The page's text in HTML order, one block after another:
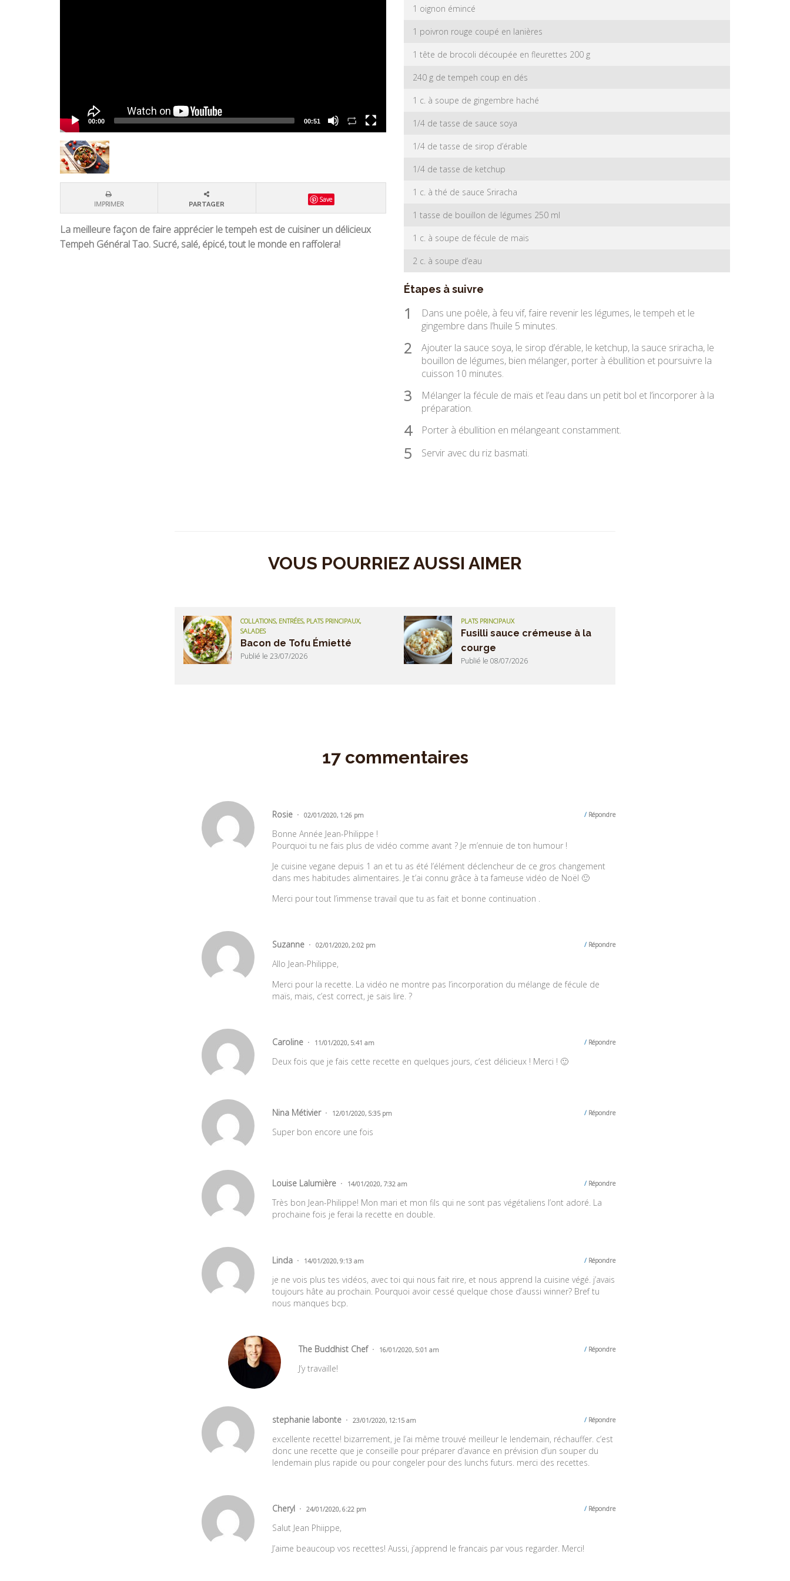
00:00 00:51
IMPRIMER PARTAGER
Save
La meilleure façon de faire apprécier le tempeh est de cuisiner un délicieux
Tempeh Général Tao. Sucré, salé, épicé, tout le monde en raffolera!
1 oignon émincé
1 poivron rouge coupé en lanières
1 tête de brocoli découpée en fleurettes 200 g
240 g de tempeh coup en dés
1 c. à soupe de gingembre haché
1/4 de tasse de sauce soya
1/4 de tasse de sirop d’érable
1/4 de tasse de ketchup
1 c. à thé de sauce Sriracha
1 tasse de bouillon de légumes 250 ml
1 c. à soupe de fécule de maïs
2 c. à soupe d’eau
Étapes à suivre
1
Dans une poêle, à feu vif, faire revenir les légumes, le tempeh et le
gingembre dans l’huile 5 minutes.
2
Ajouter la sauce soya, le sirop d’érable, le ketchup, la sauce sriracha, le
bouillon de légumes, bien mélanger, porter à ébullition et poursuivre la
cuisson 10 minutes.
3
Mélanger la fécule de maïs et l’eau dans un petit bol et l’incorporer à la
préparation.
4 Porter à ébullition en mélangeant constamment.
5 Servir avec du riz basmati.
VOUS POURRIEZ AUSSI AIMER
COLLATIONS, ENTRÉES, PLATS PRINCIPAUX,
SALADES
Bacon de Tofu Émietté
Publié le 23/07/2026
PLATS PRINCIPAUX
Fusilli sauce crémeuse à la
courge
Publié le 08/07/2026
17 commentaires
Rosie 02/01/2020, 1:26 pm Répondre
Bonne Année Jean-Philippe !
Pourquoi tu ne fais plus de vidéo comme avant ? Je m’ennuie de ton humour !
Je cuisine vegane depuis 1 an et tu as été l’élément déclencheur de ce gros changement
dans mes habitudes alimentaires. Je t’ai connu grâce à ta fameuse vidéo de Noël 🙂
Merci pour tout l’immense travail que tu as fait et bonne continuation .
Suzanne 02/01/2020, 2:02 pm Répondre
Allo Jean-Philippe,
Merci pour la recette. La vidéo ne montre pas l’incorporation du mélange de fécule de
maïs, mais, c’est correct, je sais lire. ?
Caroline 11/01/2020, 5:41 am Répondre
Deux fois que je fais cette recette en quelques jours, c’est délicieux ! Merci ! 🙂
Nina Métivier 12/01/2020, 5:35 pm Répondre
Super bon encore une fois
Louise Lalumière 14/01/2020, 7:32 am Répondre
Très bon Jean-Philippe! Mon mari et mon fils qui ne sont pas végétaliens l’ont adoré. La
prochaine fois je ferai la recette en double.
Linda 14/01/2020, 9:13 am Répondre
je ne vois plus tes vidéos, avec toi qui nous fait rire, et nous apprend la cuisine végé. j’avais
toujours hâte au prochain. Pourquoi avoir cessé quelque chose d’aussi winner? Bref tu
nous manques bcp.
The Buddhist Chef 16/01/2020, 5:01 am Répondre
J’y travaille!
stephanie labonte 23/01/2020, 12:15 am Répondre
excellente recette! bizarrement, je l’ai même trouvé meilleur le lendemain, réchauffer. c’est
donc une recette que je conseille pour préparer d’avance en prévision d’un souper du
lendemain plus rapide ou pour congeler pour des lunchs futurs. merci des recettes.
Cheryl 24/01/2020, 6:22 pm Répondre
Salut Jean Phiippe,
J’aime beaucoup vos recettes! Aussi, j’apprend le francais par vous regarder. Merci!